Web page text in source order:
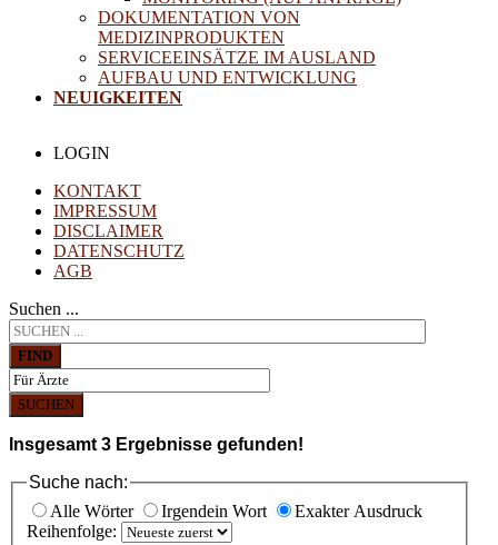
DOKUMENTATION VON
MEDIZINPRODUKTEN
SERVICEEINSÄTZE IM AUSLAND
AUFBAU UND ENTWICKLUNG
NEUIGKEITEN
LOGIN
KONTAKT
IMPRESSUM
DISCLAIMER
DATENSCHUTZ
AGB
Suchen ...
FIND
SUCHEN
Insgesamt 3 Ergebnisse gefunden!
Suche nach:
Alle Wörter
Irgendein Wort
Exakter Ausdruck
Reihenfolge: